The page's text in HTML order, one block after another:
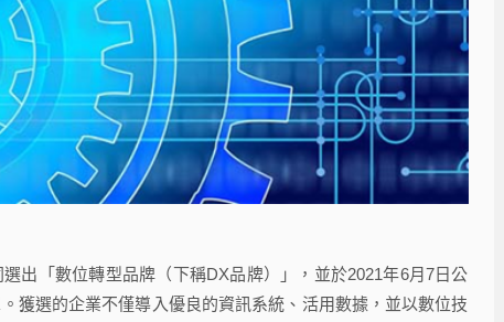
「數位轉型品牌（下稱DX品牌）」，並於2021年6月7日公
獲選的企業不僅導入優良的資訊系統、活用數據，並以數位技